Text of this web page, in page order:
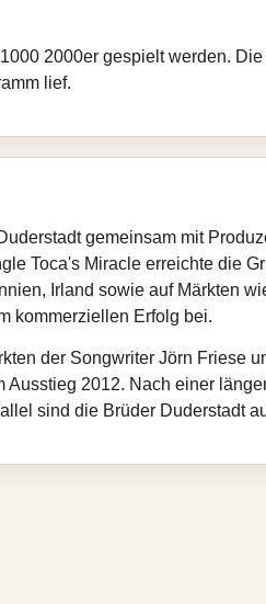
2000er gespielt werden.
lief.
gemeinsam mit
Toca's Miracle erreichte die
Irland sowie auf Märkten
kommerziellen Erfolg bei.
der Songwriter Jörn Friese
2012. Nach einer
sind die Brüder Duderstadt